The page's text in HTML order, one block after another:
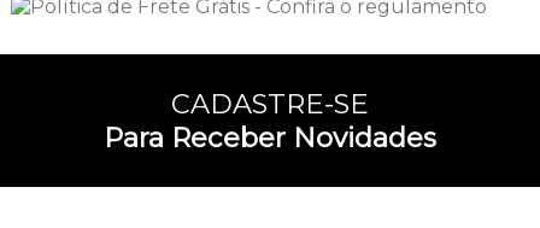
CADASTRE-SE
Para Receber Novidades